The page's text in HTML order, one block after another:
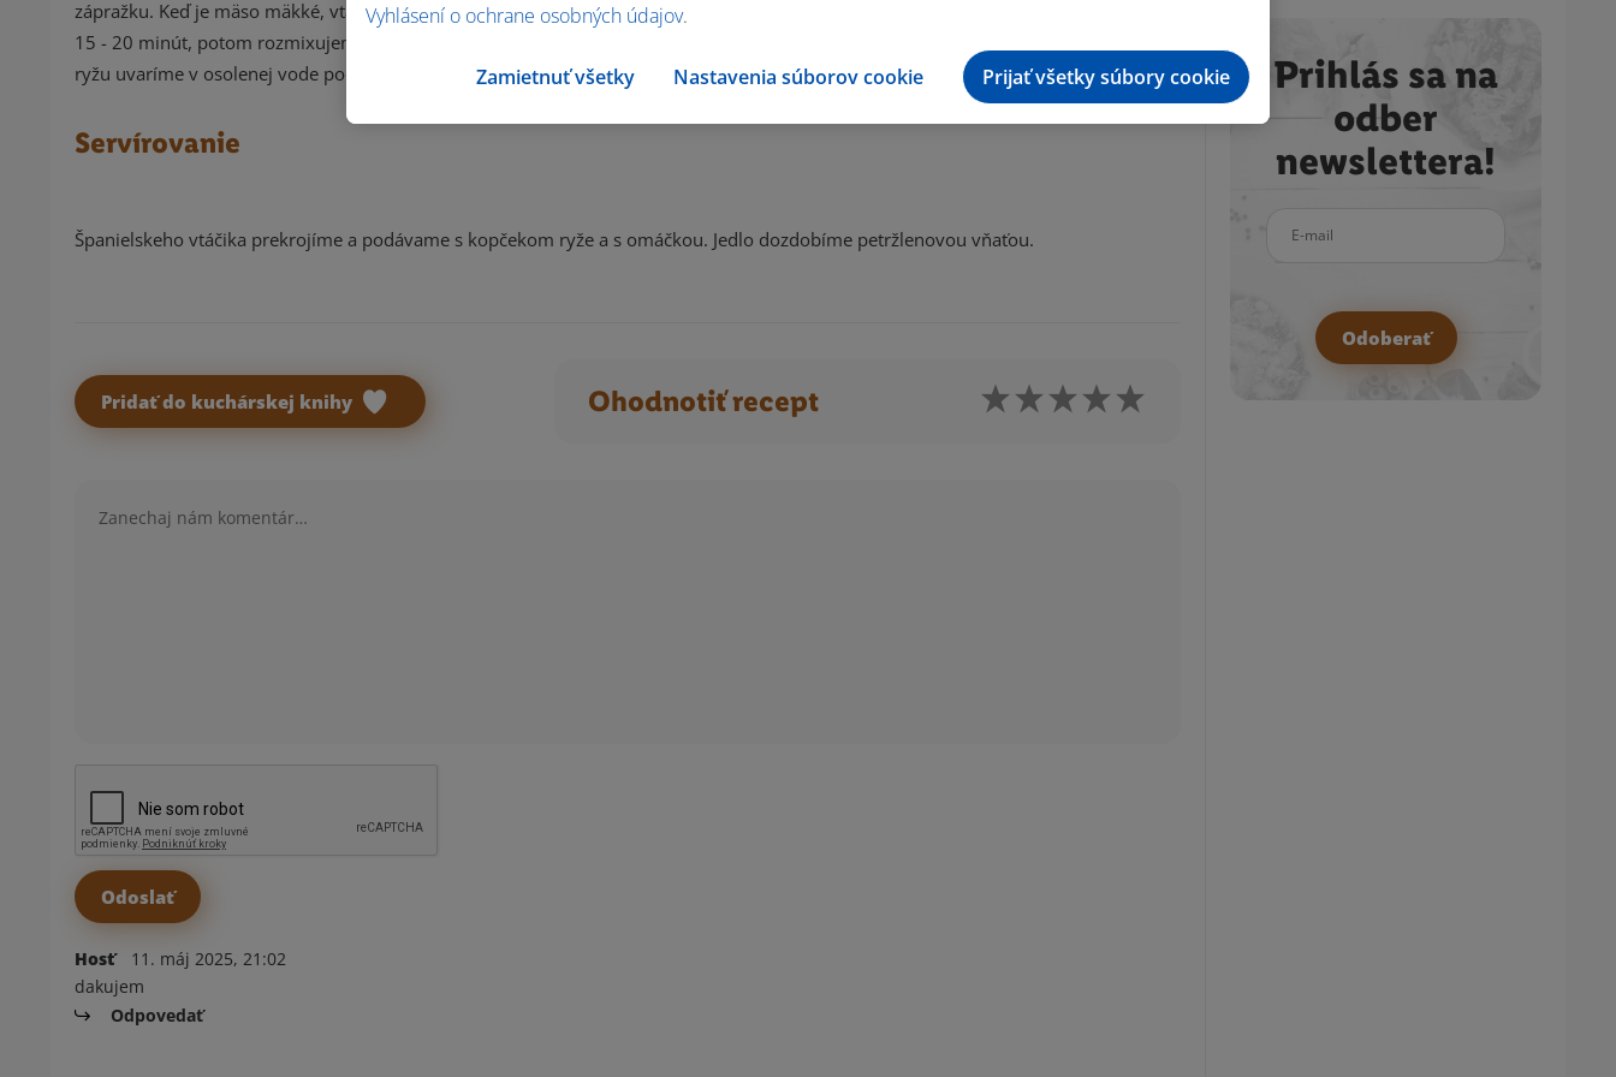
zápražku. Keď je mäso mäkké, vtáčiky vyberieme z omáčky a zbavíme špagátu. Omáčku zahustíme pripravenou zápražkou, povaríme
15 - 20 minút, potom rozmixujeme a precedíme. Dochutíme podľa potreby čiernym korením, soľou a nálevom z uhoriek. Jazmínovú
ryžu uvaríme v osolenej vode podľa návodu.
Servírovanie
Španielskeho vtáčika prekrojíme a podávame s kopčekom ryže a s omáčkou. Jedlo dozdobíme petržlenovou vňaťou.
Pridať do kuchárskej knihy Ohodnotiť recept
Hosť
11. máj 2025, 21:02
dakujem
Odpovedať
Prihlás sa na
odber
newslettera!
Odoberať
Vyhlásení o ochrane osobných údajov.
Zamietnuť všetky Nastavenia súborov cookie Prijať všetky súbory cookie